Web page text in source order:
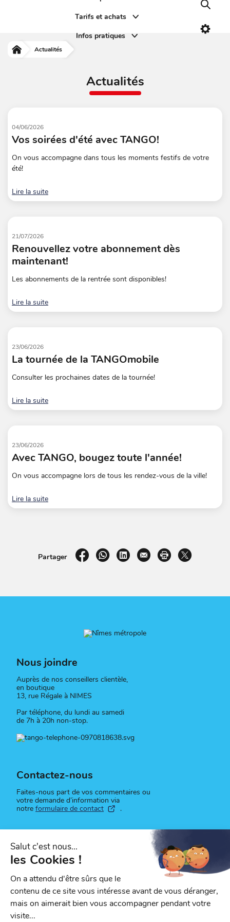
Tarifs et achats
Infos pratiques
Actualités
Actualités
04/06/2026
Vos soirées d'été avec TANGO!
On vous accompagne dans tous les moments festifs de votre
été!
Lire la suite
21/07/2026
Renouvellez votre abonnement dès
maintenant!
Les abonnements de la rentrée sont disponibles!
Lire la suite
23/06/2026
La tournée de la TANGOmobile
Consulter les prochaines dates de la tournée!
Lire la suite
23/06/2026
Avec TANGO, bougez toute l'année!
On vous accompagne lors de tous les rendez-vous de la ville!
Lire la suite
Partager sur Facebook
par WhatsApp
sur LinkedInpar e-mailImprimer la
Nous joindre
Auprès de nos conseillers clientèle,
en boutique
13, rue Régale à NIMES
Par téléphone, du lundi au samedi
de 7h à 20h non-stop.
Contactez-nous
Faites-nous part de vos commentaires ou
votre demande d’information via
notre formulaire de contact .
Suivez-nous
Retrouvez toute l'actualité du réseau sur
sur Facebook